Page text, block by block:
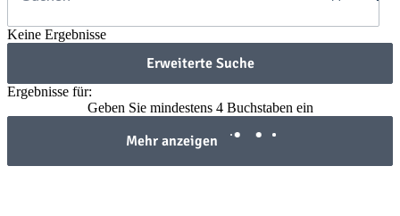
Keine Ergebnisse
Erweiterte Suche
Ergebnisse für:
Geben Sie mindestens 4 Buchstaben ein
Mehr anzeigen